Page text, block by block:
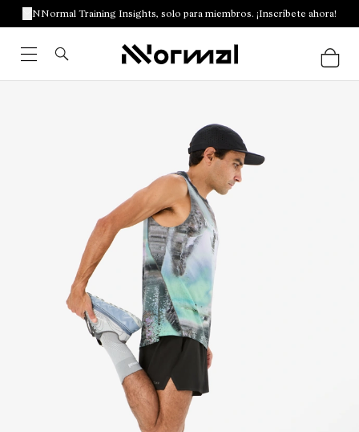
NNormal Training Insights, solo para miembros. ¡Inscríbete ahora!